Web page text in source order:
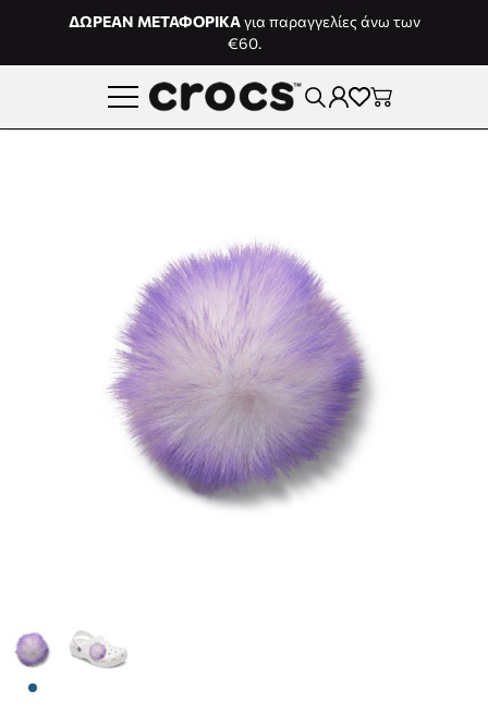
Μετάβαση στο περιεχόμενο
ΔΩΡΕΑΝ ΜΕΤΑΦΟΡΙΚΑγια παραγγελίες άνω των
€60.
View larger image